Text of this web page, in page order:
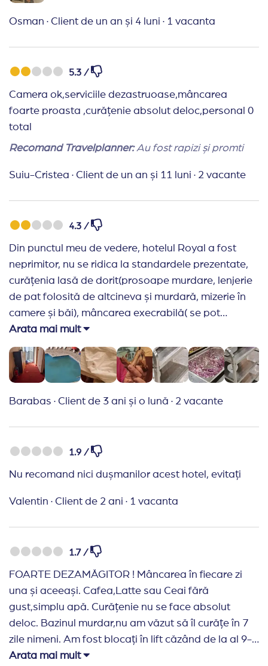
Osman · Client de un an și 4 luni · 1 vacanta
5.3 /
Camera ok,serviciile dezastruoase,mâncarea
foarte proasta ,curățenie absolut deloc,personal 0
total
Recomand Travelplanner: Au fost rapizi și promti
Suiu-Cristea · Client de un an și 11 luni · 2 vacante
4.3 /
Din punctul meu de vedere, hotelul Royal a fost
neprimitor, nu se ridica la standardele prezentate,
curățenia lasă de dorit(prosoape murdare, lenjerie
de pat folosită de altcineva și murdară, mizerie în
camere și băi), mâncarea execrabilă( se pot
îmbolnăvi mai ales copiii, făcută intr un mediu
mizerabil și neadecvat, nu se putea manca), efectiv
un focar de infecție! Nu recomand la nimeni
rezervarea vacanței la ACEST HOTEL!
Recomand Travelplanner:Experiența mea cu
momentul în care am cerut transfer la un alt hotel
excepțional și eficient cu aceștia. Vă mulțumesc!
Arata mai mult
Barabas · Client de 3 ani și o lună · 2 vacante
1.9 /
Nu recomand nici dușmanilor acest hotel, evitați
Valentin · Client de 2 ani · 1 vacanta
1.7 /
FOARTE DEZAMĂGITOR ! Mâncarea în fiecare zi
una și aceeași. Cafea,Latte sau Ceai fără
gust,simplu apă. Curățenie nu se face absolut
deloc. Bazinul murdar,nu am văzut să îl curățe în 7
zile nimeni. Am fost blocați în lift căzând de la al 9-
le-a etaj la al 6-lea și nimeni nu a sărit în
Arata mai mult